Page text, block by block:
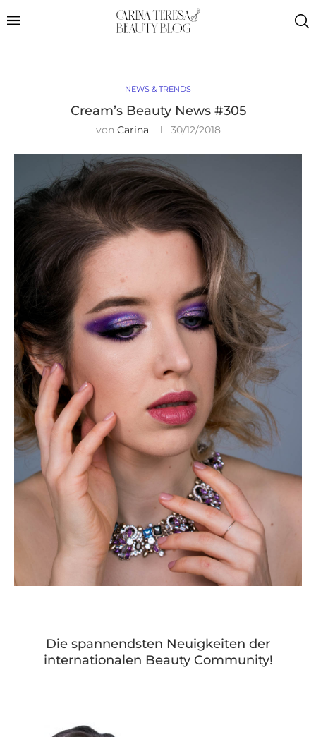
NEWS & TRENDS
Cream’s Beauty News #305
von Carina 30/12/2018
Die spannendsten Neuigkeiten der
internationalen Beauty Community!